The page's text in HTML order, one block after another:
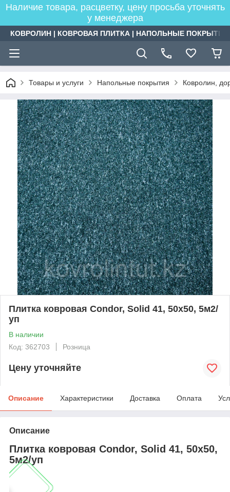
Наличие товара, расцветку, цену просьба уточнять
у менеджера
КОВРОЛИН | КОВРОВАЯ ПЛИТКА | НАПОЛЬНЫЕ
Товары и услуги Напольные покрытия Ковролин,
Плитка ковровая Сondor, Solid 41, 50х50, 5м2/
уп
В наличии
Код: 362703
Розница
Цену уточняйте
Описание Характеристики Доставка Оплата
Описание
Плитка ковровая Сondor, Solid 41, 50х50,
5м2/уп